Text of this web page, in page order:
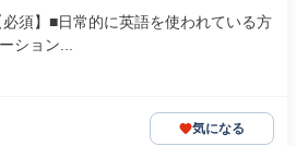
須】■日常的に英語を使われている方
ション...
気になる